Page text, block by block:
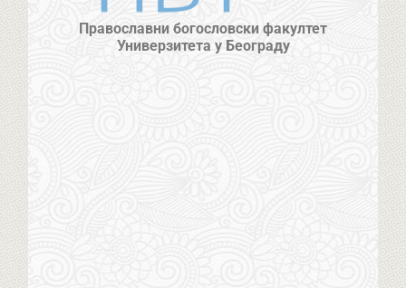
Православни богословски факултет
Универзитета у Београду